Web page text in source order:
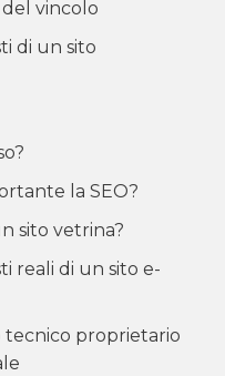
vincolo
di un sito
la SEO?
sito vetrina?
reali di un sito e-
tecnico proprietario